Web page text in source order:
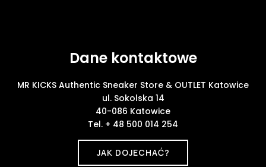
Dane kontaktowe
MR KICKS Authentic Sneaker Store & OUTLET Katowice
ul. Sokolska 14
40-086 Katowice
Tel. + 48 500 014 254
JAK DOJECHAĆ?